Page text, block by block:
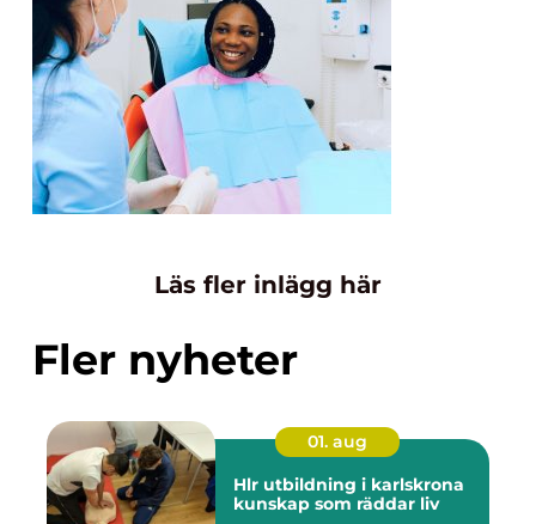
Läs fler inlägg här
Fler nyheter
01. aug
Hlr utbildning i karlskrona
kunskap som räddar liv